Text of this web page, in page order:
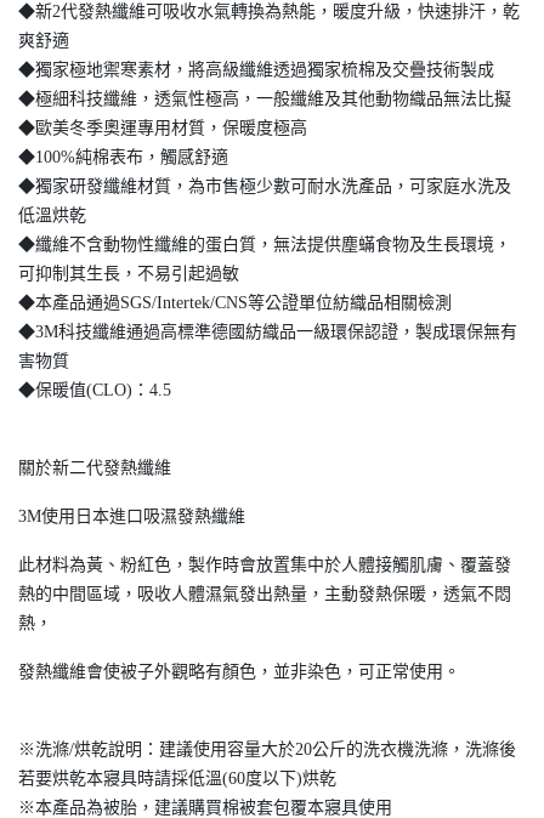
◆新2代發熱纖維可吸收水氣轉換為熱能，暖度升級，快速排汗，乾
爽舒適
◆獨家極地禦寒素材，將高級纖維透過獨家梳棉及交疊技術製成
◆極細科技纖維，透氣性極高，一般纖維及其他動物織品無法比擬
◆歐美冬季奧運專用材質，保暖度極高
◆100%純棉表布，觸感舒適
◆獨家研發纖維材質，為市售極少數可耐水洗產品，可家庭水洗及
低溫烘乾
◆纖維不含動物性纖維的蛋白質，無法提供塵蟎食物及生長環境，
可抑制其生長，不易引起過敏
◆本產品通過SGS/Intertek/CNS等公證單位紡織品相關檢測
◆3M科技纖維通過高標準德國紡織品一級環保認證，製成環保無有
害物質
◆保暖值(CLO)：4.5
關於新二代發熱纖維
3M使用日本進口吸濕發熱纖維
此材料為黃、粉紅色，製作時會放置集中於人體接觸肌膚、覆蓋發
熱的中間區域，吸收人體濕氣發出熱量，主動發熱保暖，透氣不悶
熱，
發熱纖維會使被子外觀略有顏色，並非染色，可正常使用。
※洗滌/烘乾說明：建議使用容量大於20公斤的洗衣機洗滌，洗滌後
若要烘乾本寢具時請採低溫(60度以下)烘乾
※本產品為被胎，建議購買棉被套包覆本寢具使用